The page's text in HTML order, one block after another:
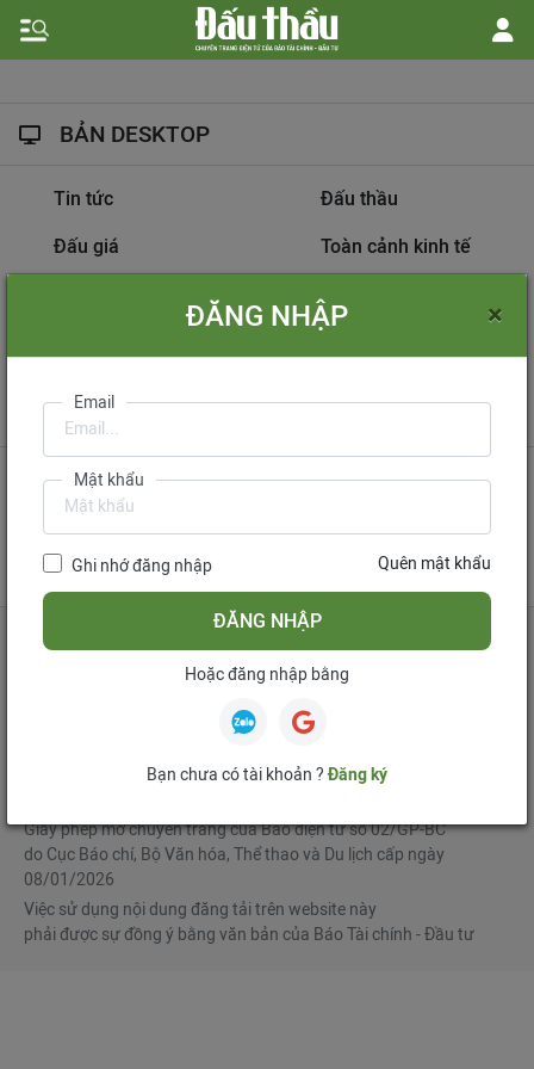
BẢN DESKTOP
Tin tức Đấu thầu
Đấu giá Toàn cảnh kinh tế
Dự án đầu tư
Information on
International Tendering
Gửi phản hồi
Liên hệ quảng cáo
Liên hệ đặt báo
tử
Mua bản tin điện tử
Đăng ký diễn đàn
Ngô Chí Tùng Lê Trọng Minh
Giấy phép mở chuyên trang của Báo điện tử số 02/GP-BC
do Cục Báo chí, Bộ Văn hóa, Thể thao và Du lịch cấp ngày
08/01/2026
Việc sử dụng nội dung đăng tải trên website này
phải được sự đồng ý bằng văn bản của Báo Tài chính - Đầu tư
ĐĂNG NHẬP ×
Email
Mật khẩu
Ghi nhớ đăng nhập Quên mật khẩu
ĐĂNG NHẬP
Hoặc đăng nhập bằng
Bạn chưa có tài khoản ?Đăng ký